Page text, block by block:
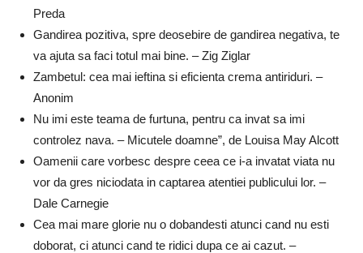
Preda
Gandirea pozitiva, spre deosebire de gandirea negativa, te
va ajuta sa faci totul mai bine. – Zig Ziglar
Zambetul: cea mai ieftina si eficienta crema antiriduri. –
Anonim
Nu imi este teama de furtuna, pentru ca invat sa imi
controlez nava. – Micutele doamne”, de Louisa May Alcott
Oamenii care vorbesc despre ceea ce i-a invatat viata nu
vor da gres niciodata in captarea atentiei publicului lor. –
Dale Carnegie
Cea mai mare glorie nu o dobandesti atunci cand nu esti
doborat, ci atunci cand te ridici dupa ce ai cazut. –